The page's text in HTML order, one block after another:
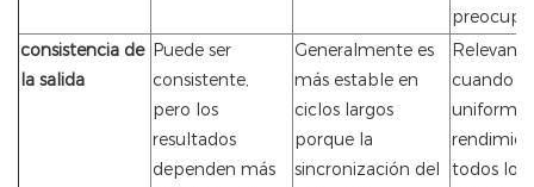
consistencia de
la salida
Puede ser
consistente,
pero los
resultados
dependen más
Generalmente es
más estable en
ciclos largos
porque la
sincronización del
Relevante
cuando la
todos los